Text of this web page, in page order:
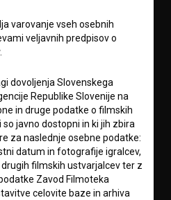
varovanje vseh osebnih
veljavnih predpisov o
dovoljenja Slovenskega
Republike Slovenije na
in druge podatke o filmskih
javno dostopni in ki jih zbira
za naslednje osebne podatke:
datum in fotografije igralcev,
filmskih ustvarjalcev ter z
Zavod Filmoteka
celovite baze in arhiva